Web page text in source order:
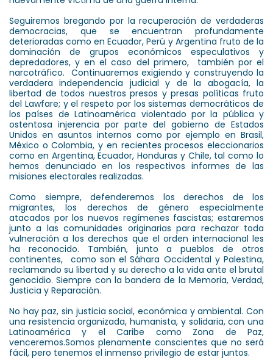
Seguiremos bregando por la recuperación de verdaderas
democracias, que se encuentran profundamente
deterioradas como en Ecuador, Perú y Argentina fruto de la
dominación de grupos económicos especulativos y
depredadores, y en el caso del primero, también por el
narcotráfico. Continuaremos exigiendo y construyendo la
verdadera independencia judicial y de la abogacía, la
libertad de todos nuestros presos y presas políticas fruto
del Lawfare; y el respeto por los sistemas democráticos de
los países de Latinoamérica violentado por la pública y
ostentosa injerencia por parte del gobierno de Estados
Unidos en asuntos internos como por ejemplo en Brasil,
México o Colombia, y en recientes procesos eleccionarios
como en Argentina, Ecuador, Honduras y Chile, tal como lo
hemos denunciado en los respectivos informes de las
misiones electorales realizadas.
Como siempre, defenderemos los derechos de los
migrantes, los derechos de género especialmente
atacados por los nuevos regímenes fascistas; estaremos
junto a las comunidades originarias para rechazar toda
vulneración a los derechos que el orden internacional les
ha reconocido. También, junto a pueblos de otros
continentes, como son el Sáhara Occidental y Palestina,
reclamando su libertad y su derecho a la vida ante el brutal
genocidio. Siempre con la bandera de la Memoria, Verdad,
Justicia y Reparación.
No hay paz, sin justicia social, económica y ambiental. Con
una resistencia organizada, humanista, y solidaria, con una
Latinoamérica y el Caribe como Zona de Paz,
venceremos.Somos plenamente conscientes que no será
fácil, pero tenemos el inmenso privilegio de estar juntos.